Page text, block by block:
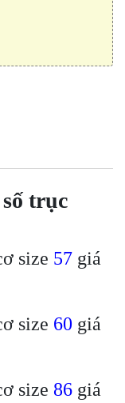
trục
size 57 giá
size 60 giá
size 86 giá